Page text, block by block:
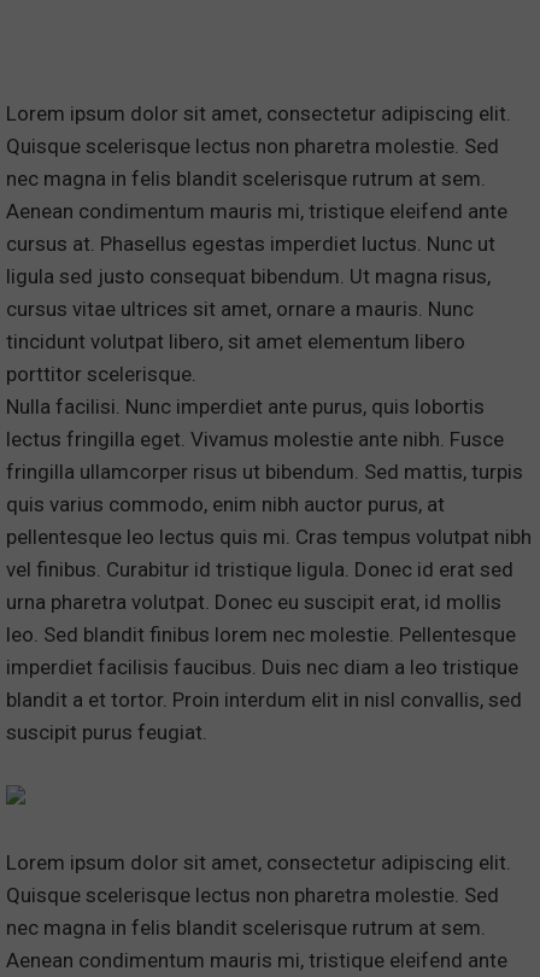
Lorem ipsum dolor sit amet, consectetur adipiscing elit.
Quisque scelerisque lectus non pharetra molestie. Sed
nec magna in felis blandit scelerisque rutrum at sem.
Aenean condimentum mauris mi, tristique eleifend ante
cursus at. Phasellus egestas imperdiet luctus. Nunc ut
ligula sed justo consequat bibendum. Ut magna risus,
cursus vitae ultrices sit amet, ornare a mauris. Nunc
tincidunt volutpat libero, sit amet elementum libero
porttitor scelerisque.
Nulla facilisi. Nunc imperdiet ante purus, quis lobortis
lectus fringilla eget. Vivamus molestie ante nibh. Fusce
fringilla ullamcorper risus ut bibendum. Sed mattis, turpis
quis varius commodo, enim nibh auctor purus, at
pellentesque leo lectus quis mi. Cras tempus volutpat nibh
vel finibus. Curabitur id tristique ligula. Donec id erat sed
urna pharetra volutpat. Donec eu suscipit erat, id mollis
leo. Sed blandit finibus lorem nec molestie. Pellentesque
imperdiet facilisis faucibus. Duis nec diam a leo tristique
blandit a et tortor. Proin interdum elit in nisl convallis, sed
suscipit purus feugiat.
Lorem ipsum dolor sit amet, consectetur adipiscing elit.
Quisque scelerisque lectus non pharetra molestie. Sed
nec magna in felis blandit scelerisque rutrum at sem.
Aenean condimentum mauris mi, tristique eleifend ante